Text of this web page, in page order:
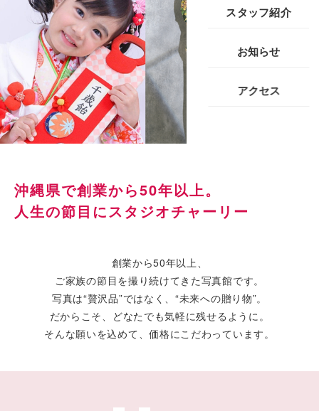
スタッフ紹介
お知らせ
アクセス
沖縄県で創業から50年以上。
人生の節目にスタジオチャーリー
創業から50年以上、
ご家族の節目を撮り続けてきた写真館です。
写真は“贅沢品”ではなく、“未来への贈り物”。
だからこそ、どなたでも気軽に残せるように。
そんな願いを込めて、価格にこだわっています。